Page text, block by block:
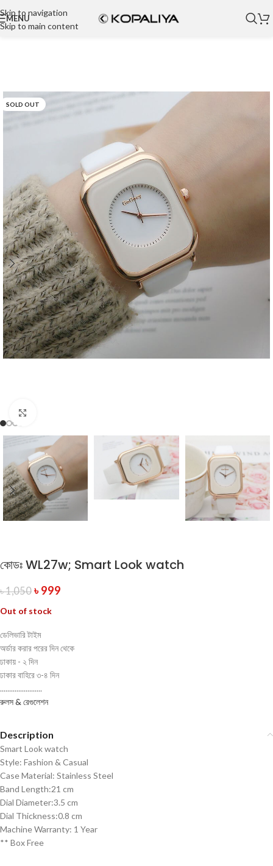
Skip to navigation
Skip to main content
MENU
SOLD OUT
কোডঃ WL27w; Smart Look watch
৳1,050 ৳999
Out of stock
ডেলিভারি টাইম
অর্ডার করার পরের দিন থেকে
ঢাকায় - ২ দিন
ঢাকার বাহিরে ৩-৪ দিন
.......................
রুলস & রেগুলেশন
Description
Smart Look watch
Style: Fashion & Casual
Case Material: Stainless Steel
Band Length:21 cm
Dial Diameter:3.5 cm
Dial Thickness:0.8 cm
Machine Warranty: 1 Year
** Box Free